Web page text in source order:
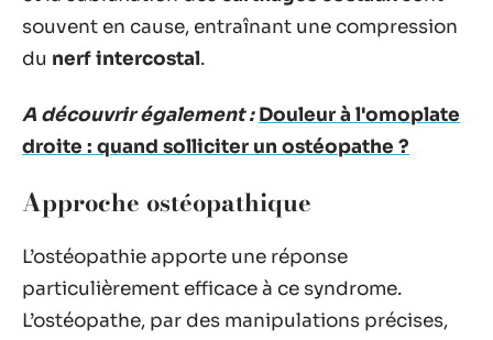
souvent en cause, entraînant une compression
du nerf intercostal.
A découvrir également : Douleur à l'omoplate
droite : quand solliciter un ostéopathe ?
Approche ostéopathique
L’ostéopathie apporte une réponse
particulièrement efficace à ce syndrome.
L’ostéopathe, par des manipulations précises,